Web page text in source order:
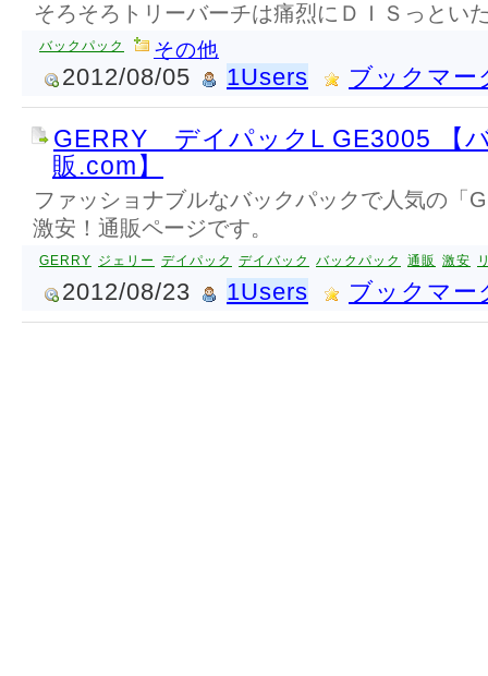
そろそろトリーバーチは痛烈にＤＩＳっとい
バックパック その他
2012/08/05 1Users ブックマー
GERRY デイパックL GE3005 【
販.com】
ファッショナブルなバックパックで人気の「
激安！通販ページです。
GERRY ジェリー デイパック デイバック バックパック 通販 激安
2012/08/23 1Users ブックマー